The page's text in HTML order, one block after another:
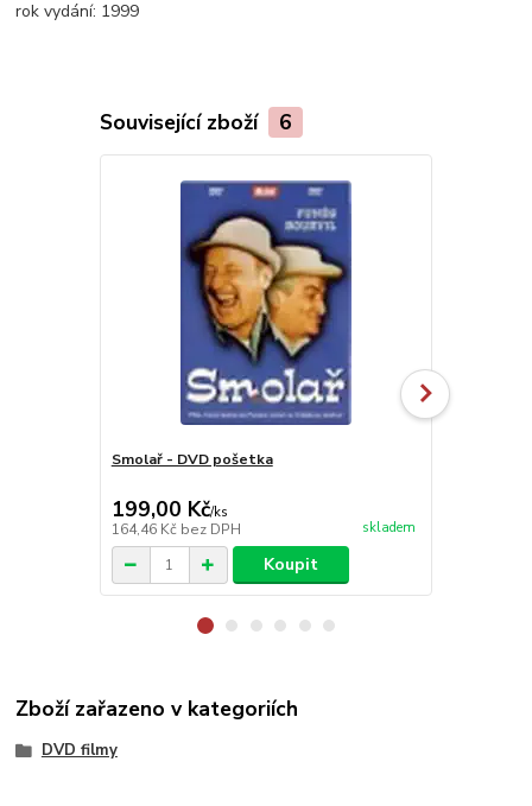
rok vydání: 1999
Související zboží 6
Smolař - DVD pošetka
199,00 Kč/ks
164,46 Kč bez DPH skladem
Koupit
Zboží zařazeno v kategoriích
DVD filmy